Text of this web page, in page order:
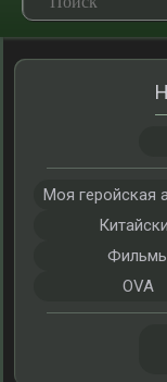
Моя геройская
OVA